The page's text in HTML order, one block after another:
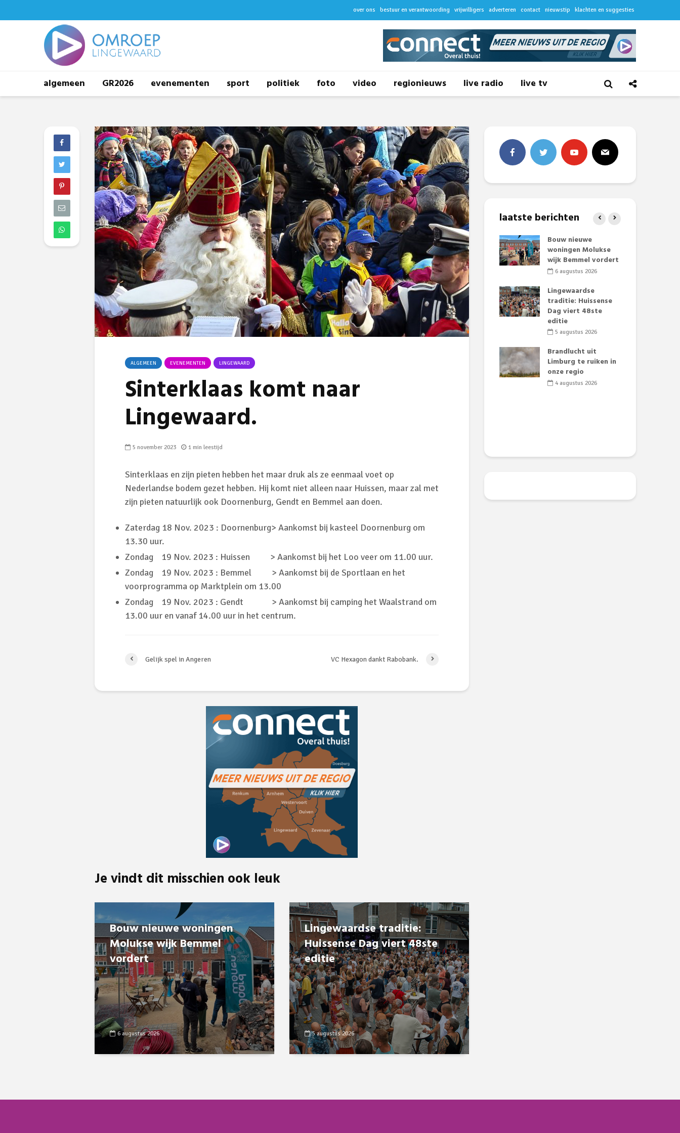
over ons bestuur en verantwoording vrijwilligers adverteren contact nieuwstip klachten en suggesties
algemeen GR2026 evenementen sport politiek foto video regionieuws live radio live tv
ALGEMEEN EVENEMENTEN LINGEWAARD
Sinterklaas komt naar
Lingewaard.
5 november 2023 1 min leestijd
Sinterklaas en zijn pieten hebben het maar druk als ze eenmaal voet op
Nederlandse bodem gezet hebben. Hij komt niet alleen naar Huissen, maar zal met
zijn pieten natuurlijk ook Doornenburg, Gendt en Bemmel aan doen.
Zaterdag 18 Nov. 2023 : Doornenburg> Aankomst bij kasteel Doornenburg om
13.30 uur.
Zondag 19 Nov. 2023 : Huissen > Aankomst bij het Loo veer om 11.00 uur.
Zondag 19 Nov. 2023 : Bemmel > Aankomst bij de Sportlaan en het
voorprogramma op Marktplein om 13.00
Zondag 19 Nov. 2023 : Gendt > Aankomst bij camping het Waalstrand om
13.00 uur en vanaf 14.00 uur in het centrum.
Gelijk spel in Angeren VC Hexagon dankt Rabobank.
Je vindt dit misschien ook leuk
Bouw nieuwe woningen
Molukse wijk Bemmel
vordert
6 augustus 2026
Lingewaardse traditie:
Huissense Dag viert 48ste
editie
5 augustus 2026
laatste berichten
Omgeving Deken
Doctor Mulderstraat
Bemmel wordt
éénrichtingsverkeer
30 juli 2026
Buurt klaar voor
noodsituaties:
gemeente deelt
subsidies uit
28 juli 2026
Ontmoet Huubke:
Het nieuwe gezicht
van onze events!
28 juli 2026
Komkommertijd op
Angerse basisschool:
‘Eerste groenten
geoogst’
28 juli 2026
Bouw nieuwe
woningen Molukse
wijk Bemmel vordert
6 augustus 2026
Lingewaardse
traditie: Huissense
Dag viert 48ste
editie
5 augustus 2026
Brandlucht uit
Limburg te ruiken in
onze regio
4 augustus 2026